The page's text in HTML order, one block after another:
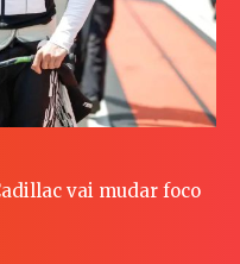
vai mudar foco